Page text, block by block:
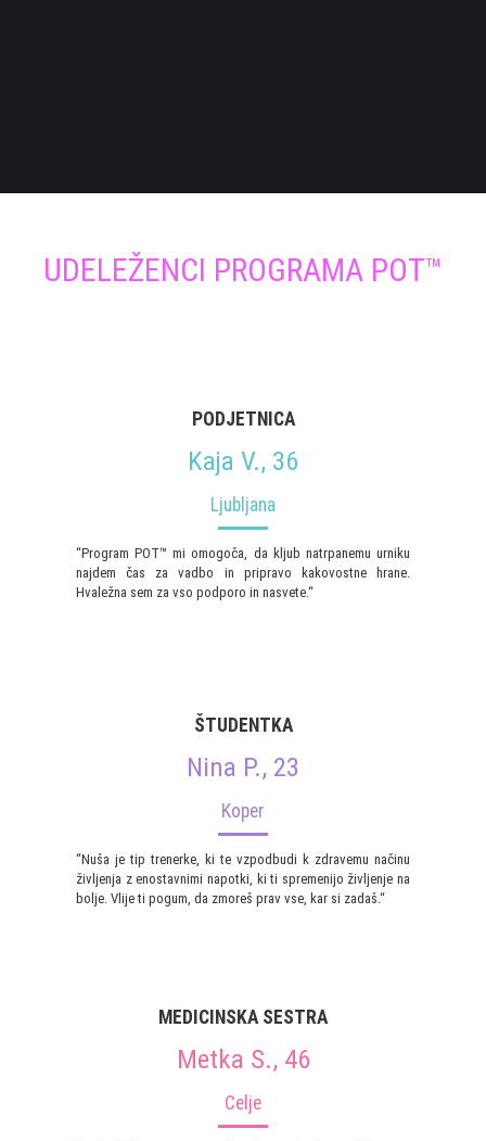
UDELEŽENCI PROGRAMA POT™
PODJETNICA
Kaja V., 36
Ljubljana
“Program POT™ mi omogoča, da kljub natrpanemu urniku
najdem čas za vadbo in pripravo kakovostne hrane.
Hvaležna sem za vso podporo in nasvete.“
ŠTUDENTKA
Nina P., 23
Koper
“Nuša je tip trenerke, ki te vzpodbudi k zdravemu načinu
življenja z enostavnimi napotki, ki ti spremenijo življenje na
bolje. Vlije ti pogum, da zmoreš prav vse, kar si zadaš.“
MEDICINSKA SESTRA
Metka S., 46
Celje